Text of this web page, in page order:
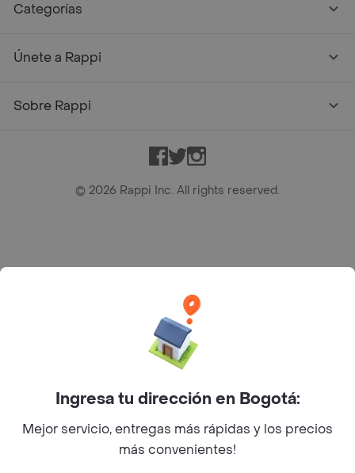
Categorías
Únete a Rappi
Sobre Rappi
Facebook
TwitterInstagram
© 2026 Rappi Inc. All rights reserved.
Bogotá D.C. --- notificacionesrappi@rappi.com
Ingresa tu dirección en Bogotá:
Mejor servicio, entregas más rápidas y los precios
más convenientes!